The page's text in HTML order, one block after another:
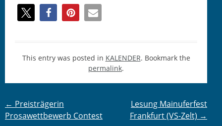
This entry was posted in KALENDER. Bookmark the
permalink.
Post
← Preisträgerin
Prosawettbewerb Contest
Lesung Mainuferfest
Frankfurt (VS-Zelt) →